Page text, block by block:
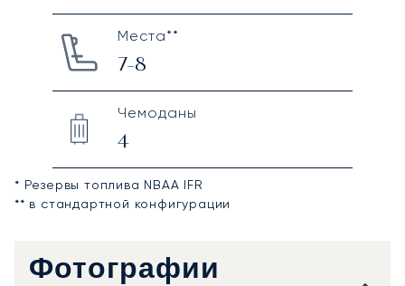
Места**
7-8
Чемоданы
4
* Резервы топлива NBAA IFR
** в стандартной конфигурации
Фотографии